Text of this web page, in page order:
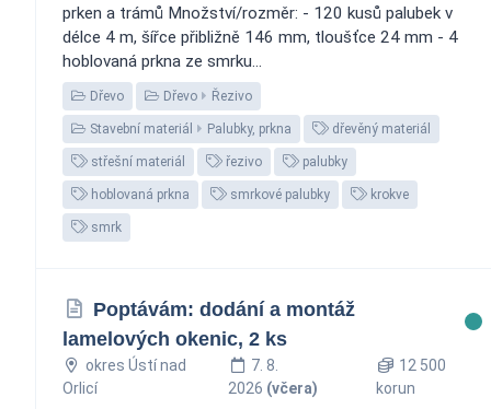
prken a trámů Množství/rozměr: - 120 kusů palubek v
délce 4 m, šířce přibližně 146 mm, tloušťce 24 mm - 4
hoblovaná prkna ze smrku...
Dřevo Dřevo Řezivo
Stavební materiál Palubky, prkna dřevěný materiál
střešní materiál řezivo palubky
hoblovaná prkna smrkové palubky krokve
smrk
Poptávám: dodání a montáž
lamelových okenic, 2 ks
okres Ústí nad
Orlicí
7. 8.
2026 (včera)
12 500
korun